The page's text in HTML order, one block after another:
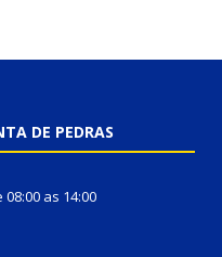
DE PEDRAS
as 14:00